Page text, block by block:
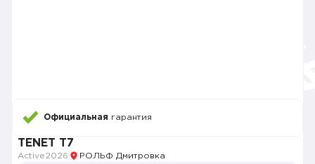
Официальная гарантия
TENET T7
Active2026 РОЛЬФ Дмитровка